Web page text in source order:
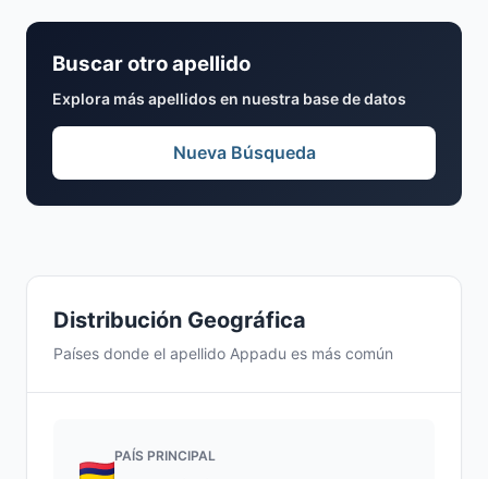
Distribución Geográfica
Países donde el apellido Appadu es más común
PAÍS PRINCIPAL
Buscar otro apellido
Explora más apellidos en nuestra base de datos
Nueva Búsqueda